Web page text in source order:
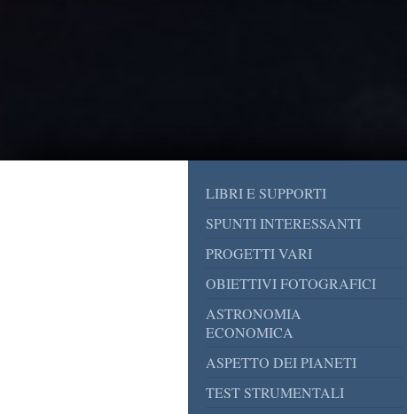
LIBRI E SUPPORTI
SPUNTI INTERESSANTI
PROGETTI VARI
OBIETTIVI FOTOGRAFICI
ASTRONOMIA
ECONOMICA
ASPETTO DEI PIANETI
TEST STRUMENTALI